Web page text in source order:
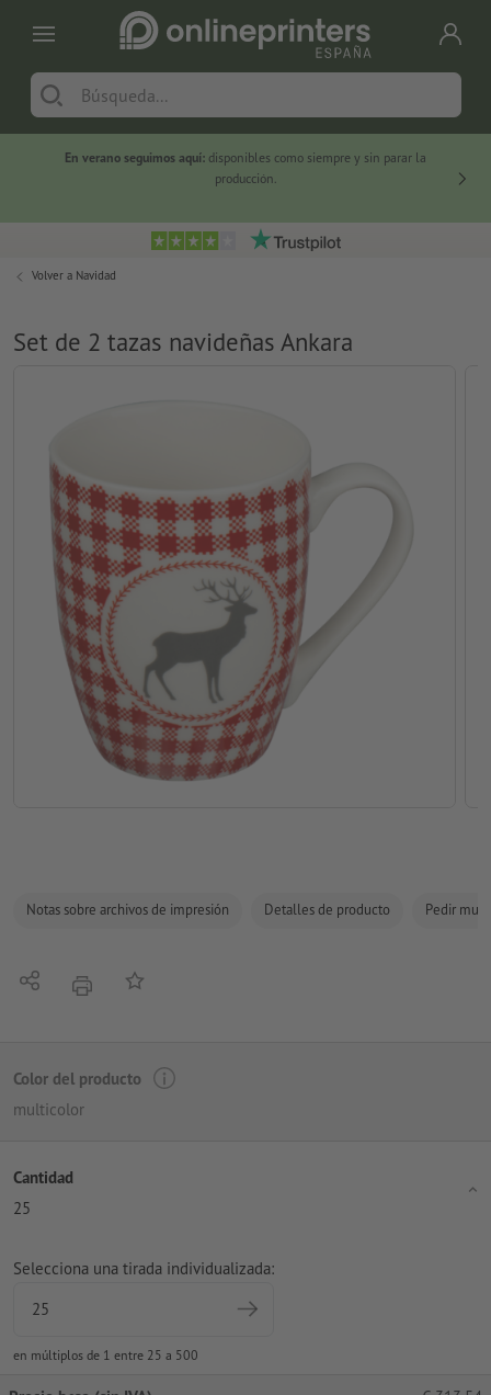
En verano seguimos aquí: disponibles como siempre y sin parar la
producción.
Volver a Navidad
Set de 2 tazas navideñas Ankara
Notas sobre archivos de impresión Detalles de producto Pedir
CompartirimprimirAñadir a lista de favoritos
Color del producto
multicolor
Cantidad
25
Selecciona una tirada individualizada:
en múltiplos de 1 entre 25 a 500